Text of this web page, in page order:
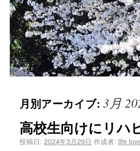
月別アーカイブ: 3月
高校生向けにリハ
投稿日: 2024年3月29日 作成者: life